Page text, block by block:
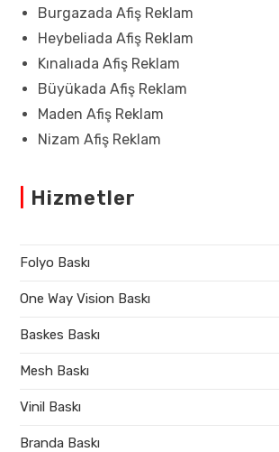
Burgazada Afiş Reklam
Heybeliada Afiş Reklam
Kınalıada Afiş Reklam
Büyükada Afiş Reklam
Maden Afiş Reklam
Nizam Afiş Reklam
Hizmetler
Folyo Baskı
One Way Vision Baskı
Baskes Baskı
Mesh Baskı
Vinil Baskı
Branda Baskı